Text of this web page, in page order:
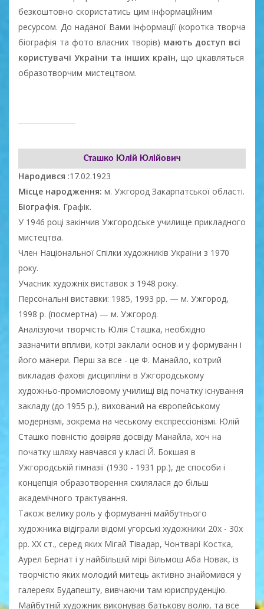
безкоштовно скористатись цим інформаційним
ресурсом. До наданої Вами інформації (коротка творча
біографія та фото власних творів) мають доступ всі
користувачі України та інших країн, що цікавляться
образотворчим мистецтвом.
Сташко Юлій Юлійович
Народився :17.02.1923
Місце народження: м. Ужгород Закарпатської області.
Біографія. Графік.
У 1946 році закінчив Ужгородське училище прикладного
мистецтва.
Член Національної Спілки художників України з 1970
року.
Учасник художніх виставок з 1948 року.
Персональні виставки: 1985, 1993 pp. — м. Ужгород,
1998 р. (посмертна) — м. Ужгород.
Аналізуючи творчість Юлія Сташка, необхідно
зазначити впливи, котрі заклали основ и у формуванн і
його манери. Перш за все - це Ф. Манайло, котрий
викладав фахові дисципліни в Ужгородському
художньо-промисловому училищі від початку існування
закладу (до 1955 р.), вихований на європейському
модернізмі, зокрема на чеському експрессіонізмі. Юлій
Сташко повністю довіряв досвіду Манайла, хоч на
початку шляху навчався у класі Й. Бокшая в
Ужгородській гімназії (1930 - 1931 рр.), де способи і
концепція образотворення схилялася до більш
академічного трактування.
Також велику роль у формуванні майбутнього
художника відіграли відомі угорські художники 20х - 30х
рр. ХХ ст., серед яких Мігай Тівадар, Чонтварі Костка,
Аурел Бернат і у найбільшій мірі Вільмош Аба Новак, із
творчістю яких молодий митець активно знайомився у
галереях Будапешту, вивчаючи там юриспруденцію.
Майбутній художник виконував батькову волю, та все